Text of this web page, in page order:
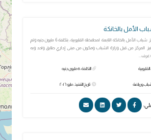
الأمل بالخانكة
مركز شباب الأمل بالخانكة التابعة لمحافظة القليوبية، بتكلفة 6 مليون جنيه وتم
المركز من قبل وزارة الشباب ومكون من مبنى إداري طابق واحد وبه
غرف...
التكلفة: 6 مليون جنيه
تاريخ التنفيذ: مايو ٢٠١٦